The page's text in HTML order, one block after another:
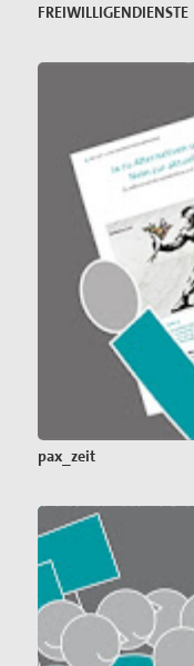
FREIWILLIGENDIENSTE
pax_zeit